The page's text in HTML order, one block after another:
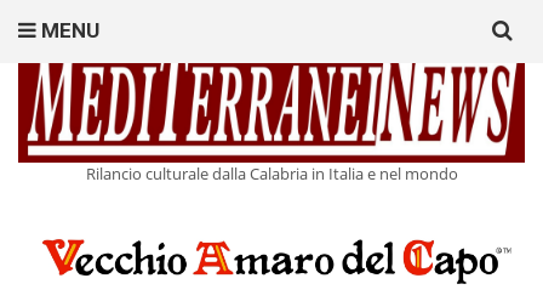
Rilancio culturale dalla Calabria in Italia e nel mondo
MENU
for: